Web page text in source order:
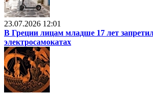
23.07.2026 12:01
В Греции лицам младше 17 лет
электросамокатах